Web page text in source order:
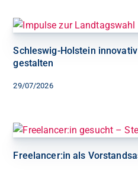
29/07/2026
Schleswig-Holstein
gestalten
Freelancer:in als